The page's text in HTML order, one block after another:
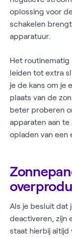
oplossing voor
schakelen
apparatuur.
Het routinematig
leiden tot extra
je de kans om je
plaats van de
beter proberen
apparaten aan
opladen van een
Als je besluit dat
deactiveren, zijn
staat hierbij altijd